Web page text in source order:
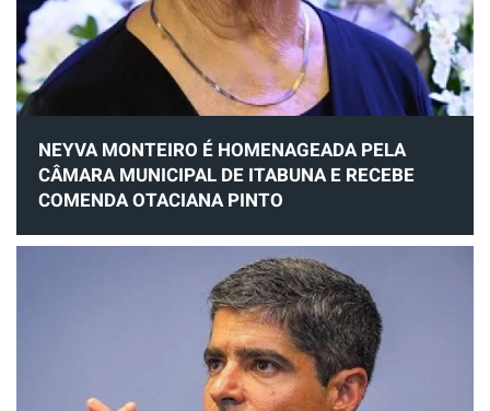
NEYVA MONTEIRO É HOMENAGEADA PELA
CÂMARA MUNICIPAL DE ITABUNA E RECEBE
COMENDA OTACIANA PINTO